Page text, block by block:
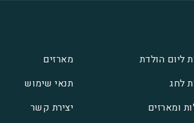
ליום הולדת
לחג
ומארזים
מארזים
תנאי שימוש
יצירת קשר